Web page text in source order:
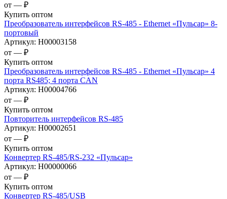
от — ₽
Купить оптом
Преобразователь интерфейсов RS-485 - Ethernet «Пульсар» 8-
портовый
Артикул: Н00003158
от — ₽
Купить оптом
Преобразователь интерфейсов RS-485 - Ethernet «Пульсар» 4
порта RS485; 4 порта CAN
Артикул: Н00004766
от — ₽
Купить оптом
Повторитель интерфейсов RS-485
Артикул: Н00002651
от — ₽
Купить оптом
Конвертер RS-485/RS-232 «Пульсар»
Артикул: Н00000066
от — ₽
Купить оптом
Конвертер RS-485/USB